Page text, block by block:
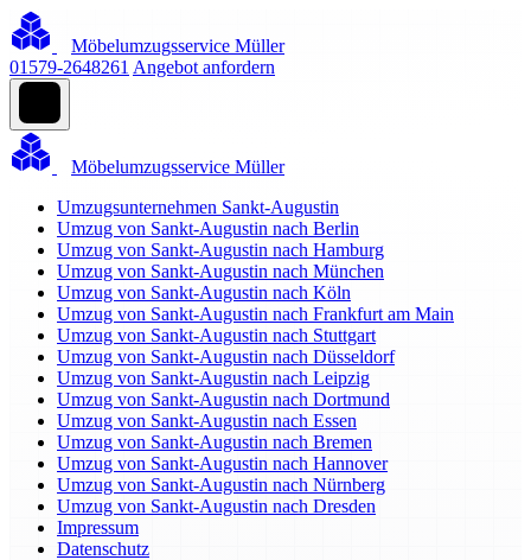
Möbelumzugsservice Müller
01579-2648261 Angebot anfordern
Möbelumzugsservice Müller
Umzugsunternehmen Sankt-Augustin
Umzug von Sankt-Augustin nach Berlin
Umzug von Sankt-Augustin nach Hamburg
Umzug von Sankt-Augustin nach München
Umzug von Sankt-Augustin nach Köln
Umzug von Sankt-Augustin nach Frankfurt am Main
Umzug von Sankt-Augustin nach Stuttgart
Umzug von Sankt-Augustin nach Düsseldorf
Umzug von Sankt-Augustin nach Leipzig
Umzug von Sankt-Augustin nach Dortmund
Umzug von Sankt-Augustin nach Essen
Umzug von Sankt-Augustin nach Bremen
Umzug von Sankt-Augustin nach Hannover
Umzug von Sankt-Augustin nach Nürnberg
Umzug von Sankt-Augustin nach Dresden
Impressum
Datenschutz